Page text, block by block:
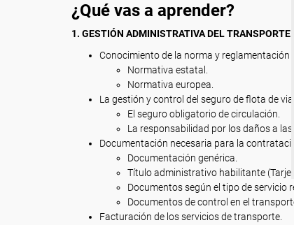
¿Qué vas a aprender?
1. GESTIÓN ADMINISTRATIVA DEL TRANSPORTE.
Conocimiento de la norma y reglamentación
Normativa estatal.
Normativa europea.
La gestión y control del seguro de flota de
El seguro obligatorio de circulación.
La responsabilidad por los daños a las
Documentación necesaria para la
Documentación genérica.
Título administrativo habilitante
Documentos según el tipo de servicio
Documentos de control en el
Facturación de los servicios de transporte.